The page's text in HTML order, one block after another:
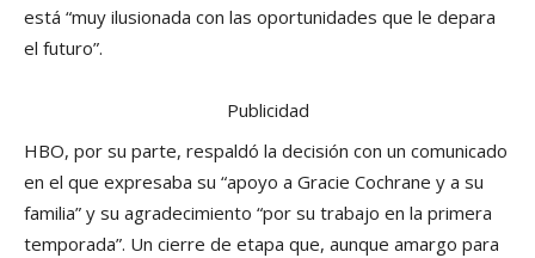
está “muy ilusionada con las oportunidades que le depara
el futuro”.
Publicidad
HBO, por su parte, respaldó la decisión con un comunicado
en el que expresaba su “apoyo a Gracie Cochrane y a su
familia” y su agradecimiento “por su trabajo en la primera
temporada”. Un cierre de etapa que, aunque amargo para